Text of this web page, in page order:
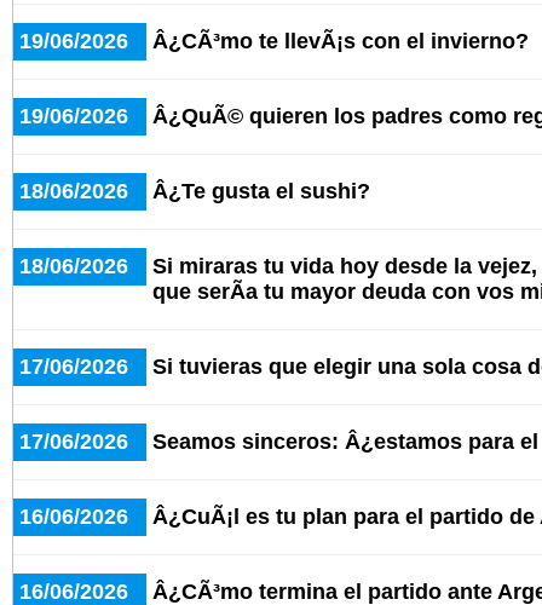
19/06/2026 Â¿CÃ³mo te llevÃ¡s con el invierno?
19/06/2026 Â¿QuÃ© quieren los padres como
18/06/2026 Â¿Te gusta el sushi?
18/06/2026
Si miraras tu vida hoy desde la
que serÃ­a tu mayor deuda con vos
17/06/2026 Si tuvieras que elegir una sola cosa
17/06/2026 Seamos sinceros: Â¿estamos para
16/06/2026 Â¿CuÃ¡l es tu plan para el partido
16/06/2026 Â¿CÃ³mo termina el partido ante